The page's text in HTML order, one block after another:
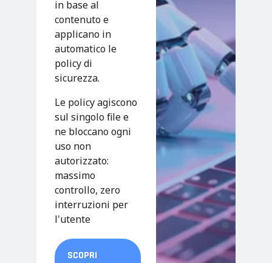
in base al
contenuto e
applicano in
automatico le
policy di
sicurezza.
Le policy agiscono
sul singolo file e
ne bloccano ogni
uso non
autorizzato:
massimo
controllo, zero
interruzioni per
l'utente
SCOPRI